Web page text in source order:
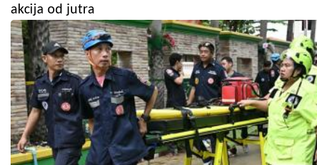
akcija od jutra